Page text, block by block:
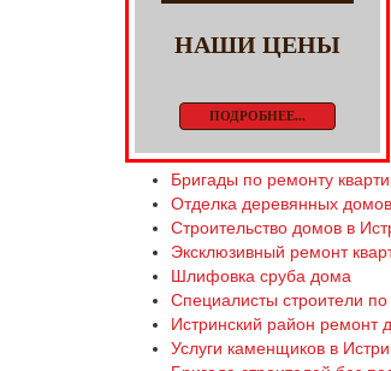
НАШИ ЦЕНЫ
ПОДРОБНЕЕ...
Бригады по ремонту
Отделка деревянных
Строительство домов в
Эксклюзивный ремонт
Шлифовка сруба дома
Специалисты строители
Истринский район ремонт
Услуги каменщиков в